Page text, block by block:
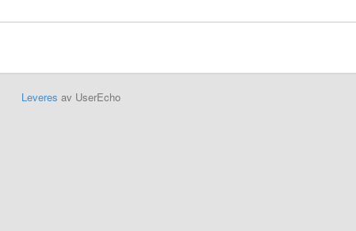
Leveres av UserEcho